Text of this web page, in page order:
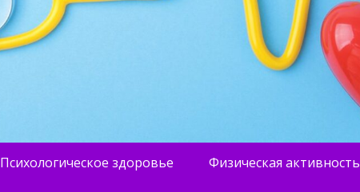
Психологическое здоровье Физическая активность